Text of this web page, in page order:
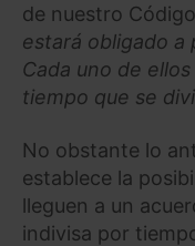
de nuestro
estará obligado a
Cada uno de
tiempo que se
No obstante lo
establece la
lleguen a un
indivisa por